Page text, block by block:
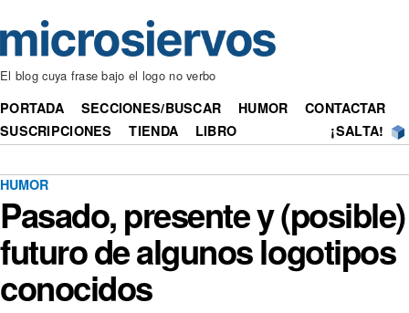
El blog cuya frase bajo el logo no verbo
PORTADA SECCIONES/BUSCAR HUMOR
CONTACTAR
SUSCRIPCIONES
TIENDA LIBRO ¡SALTA!
HUMOR
Pasado, presente y (posible)
futuro de algunos logotipos
conocidos